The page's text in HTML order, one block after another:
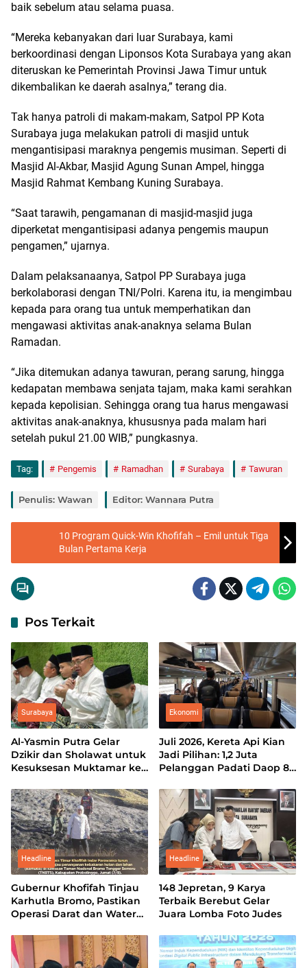
baik sebelum atau selama puasa.
“Mereka kebanyakan dari luar Surabaya, kami
berkoordinasi dengan Liponsos Kota Surabaya yang akan
diteruskan ke Pemerintah Provinsi Jawa Timur untuk
dikembalikan ke daerah asalnya,” terang dia.
Tak hanya patroli di makam-makam, Satpol PP Kota
Surabaya juga melakukan patroli di masjid untuk
mengantisipasi maraknya pengemis musiman. Seperti di
Masjid Al-Akbar, Masjid Agung Sunan Ampel, hingga
Masjid Rahmat Kembang Kuning Surabaya.
“Saat tarawih, pengamanan di masjid-masjid juga
diperketat mengantisipasi adanya pengemis maupun
pengamen,” ujarnya.
Dalam pelaksanaanya, Satpol PP Surabaya juga
berkolaborasi dengan TNI/Polri. Karena itu, ia mengimbau
kepada para orang tua untuk memperhatikan dan
mengawasi aktivitas anak-anaknya selama Bulan
Ramadan.
“Jika ditemukan adanya tawuran, perang sarung, hingga
kedapatan membawa senjata tajam, maka kami serahkan
kepada kepolisian. Sehingga orang tua harus mengawasi
aktivitas anak-anaknya, khususnya pada malam hari
setelah pukul 21.00 WIB,” pungkasnya.
Tag: Pengemis Ramadhan Surabaya Tawuran
Penulis: Wawan Editor: Wannara Putra
10 Program Quick-Win Khofifah – Emil untuk Tiga
Bulan Pertama Kerja
Pos Terkait
Surabaya
Al-Yasmin Putra Gelar
Dzikir dan Sholawat untuk
Kesuksesan Muktamar ke-
Ekonomi
Juli 2026, Kereta Api Kian
Jadi Pilihan: 1,2 Juta
Pelanggan Padati Daop 8
Headline
Gubernur Khofifah Tinjau
Karhutla Bromo, Pastikan
Operasi Darat dan Water
Headline
148 Jepretan, 9 Karya
Terbaik Berebut Gelar
Juara Lomba Foto Judes